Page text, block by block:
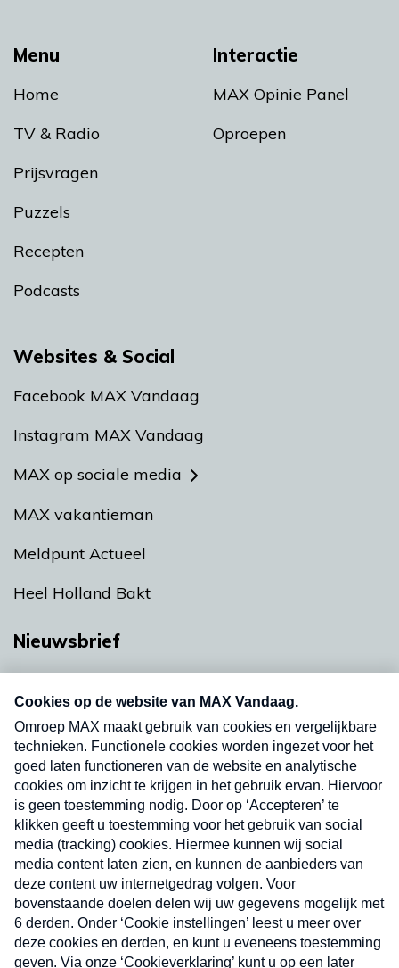
Menu
Home
TV & Radio
Prijsvragen
Puzzels
Recepten
Podcasts
Interactie
MAX Opinie Panel
Oproepen
Websites & Social
Facebook MAX Vandaag
Instagram MAX Vandaag
MAX op sociale media
MAX vakantieman
Meldpunt Actueel
Heel Holland Bakt
Nieuwsbrief
nieuwsbrief. Elke vrijdag- en dinsdagochtend in
uw mailbox.
Verzend
Nieuwsbrief